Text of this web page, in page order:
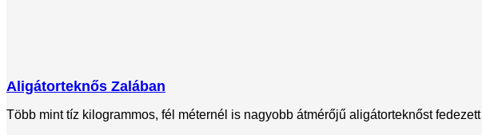
Aligátorteknős Zalában
Több mint tíz kilogrammos, fél méternél is nagyobb átmérőjű aligátorteknőst